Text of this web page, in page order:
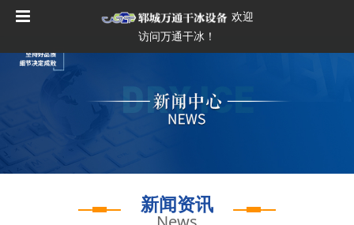
欢迎
访问万通干冰！
新闻资讯